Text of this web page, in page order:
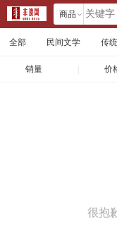
商品 󰄘
全部 民间文学 传
销量 价
很抱